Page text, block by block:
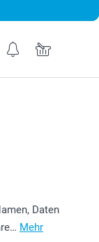
Daten
Mehr